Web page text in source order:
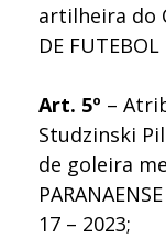
artilheira do
DE
Art. 5º –
Studzinski
de goleira
17 – 2023;